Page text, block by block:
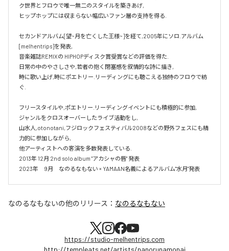
ク世界とフロウで唯一無二のスタイルを築きあげ,
ヒップホップには収まらない幅広いファン層の支持を得る.
セカンドアルバム[望~月を亡くした王様~]を経て,2005年にソロ.アルバム
[melhentrips]を発表,
音楽雑誌REMIXの HIPHOPディスク賞受賞などの評価を得た.
日常の中のやさしさや,若者の抱く閉塞感を叙情的な詩に描き,
時に歌い上げ,時にポエトリー.リーディングにも聴こえる独特のフロウで紡
ぐ.
フリースタイルや,ポエトリー.リーディングイベントにも積極的に参加,
ジャンルをクロスオーバーしたライブ活動をし,
山水人,otonotani,フジロックフェスティバル2008などの野外フェスにも精
力的に参加しながら,
他アーティストへの客演を多数発表している.
2013年 12月 2nd solo album "アカシャの唇" 発表
2023年　9月　なのるなもない × YAMAAN名義によるアルバム"水月"発表
なのるなもないの他のリリース： なのるなもない
https://studio-melhentrips.com